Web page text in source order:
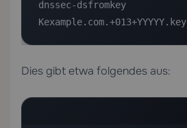
dnssec-dsfromkey
Kexample.com.+013+YYYYY.key
Dies gibt etwa folgendes aus: